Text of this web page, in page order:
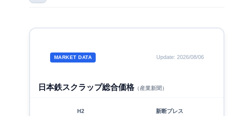
MARKET DATA Update: 2026/08/06
日本鉄スクラップ総合価格（産業新聞）
H2 新断プレス